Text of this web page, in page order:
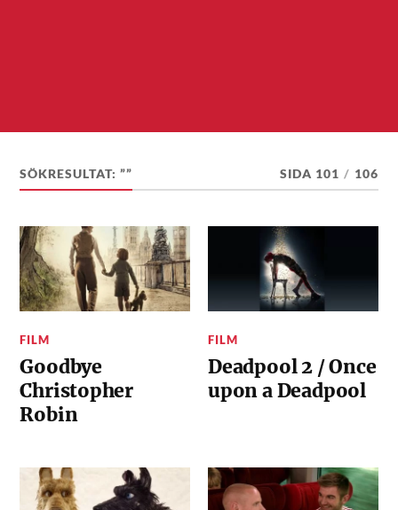
SÖKRESULTAT: ”” SIDA 101 / 106
FILM
Goodbye
Christopher
Robin
FILM
Deadpool 2 / Once
upon a Deadpool